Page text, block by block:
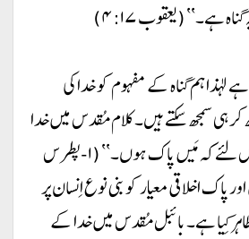
ہے۔‘‘ (یعقوب ۴:۱۷)
لہذا ہم گناہ کے مفہوم کو خدا کی
کر ہی سمجھ سکتے ہیں۔ کلام مُقدس میں خدا
فرماتا ہے، ’’… پاک ہو اِس لئے کہ مَیں پاک ہوں۔‘‘ (۱-پطرس
اور پاک اخلاقی معیار کو بنی نوع اِنسان پر
کِیا ہے۔ بائبل مُقدس میں خدا کے